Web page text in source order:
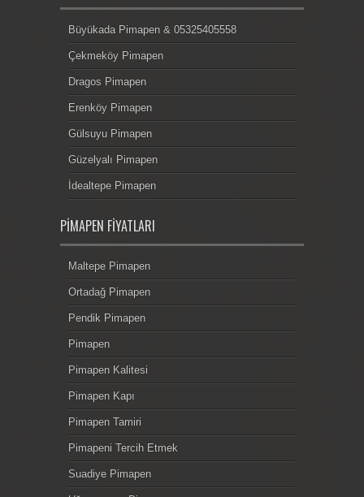
Büyükada Pimapen & 05325405558
Çekmeköy Pimapen
Dragos Pimapen
Erenköy Pimapen
Gülsuyu Pimapen
Güzelyalı Pimapen
İdealtepe Pimapen
PIMAPEN FIYATLARI
Maltepe Pimapen
Ortadağ Pimapen
Pendik Pimapen
Pimapen
Pimapen Kalitesi
Pimapen Kapı
Pimapen Tamiri
Pimapeni Tercih Etmek
Suadiye Pimapen